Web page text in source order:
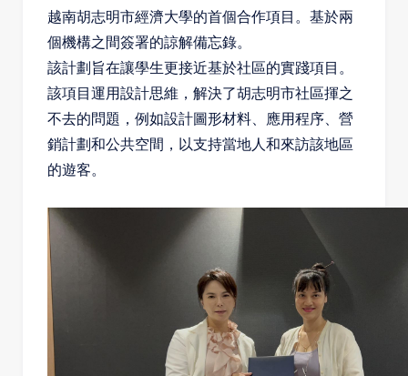
越南胡志明市經濟大學的首個合作項目。基於兩
個機構之間簽署的諒解備忘錄。
該計劃旨在讓學生更接近基於社區的實踐項目。
該項目運用設計思維，解決了胡志明市社區揮之
不去的問題，例如設計圖形材料、應用程序、營
銷計劃和公共空間，以支持當地人和來訪該地區
的遊客。